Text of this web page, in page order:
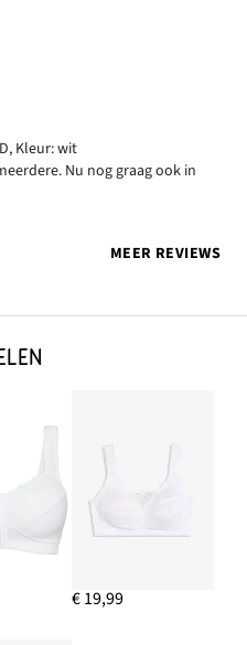
Kleur: wit
Nu nog graag ook in
MEER REVIEWS
€ 19,99